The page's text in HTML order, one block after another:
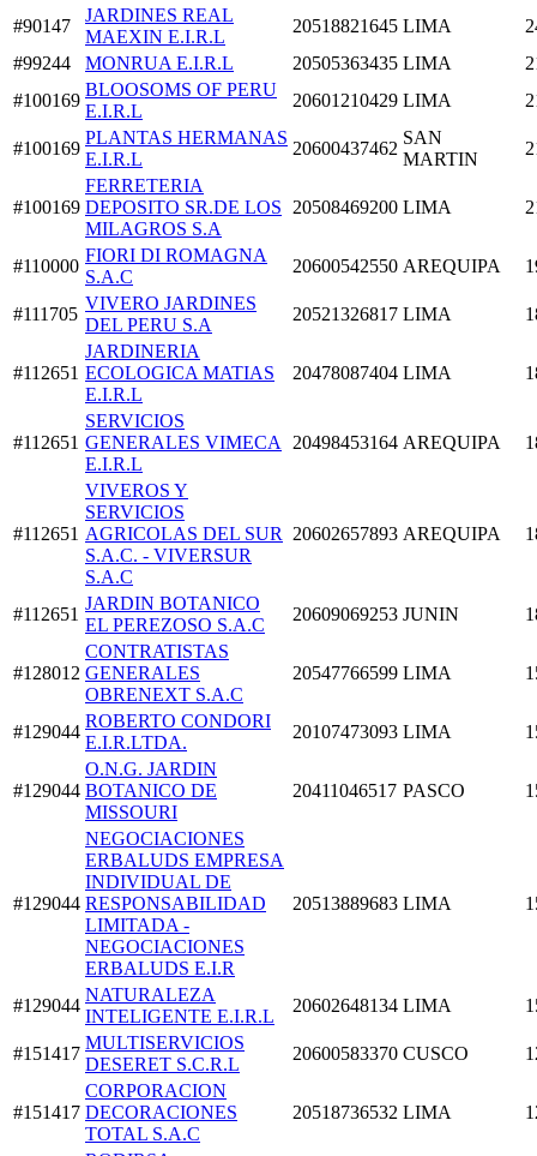
#90147
JARDINES REAL
MAEXIN E.I.R.L
20518821645 LIMA
#99244
MONRUA E.I.R.L 20505363435 LIMA
#100169
BLOOSOMS OF PERU
E.I.R.L
20601210429 LIMA
#100169
PLANTAS HERMANAS
E.I.R.L
20600437462
SAN
MARTIN
#100169
FERRETERIA
DEPOSITO SR.DE LOS
MILAGROS S.A
20508469200 LIMA
#110000
FIORI DI ROMAGNA
S.A.C
20600542550 AREQUIPA
#111705
VIVERO JARDINES
DEL PERU S.A
20521326817 LIMA
#112651
JARDINERIA
ECOLOGICA MATIAS
E.I.R.L
20478087404 LIMA
#112651
SERVICIOS
GENERALES VIMECA
E.I.R.L
20498453164 AREQUIPA
#112651
VIVEROS Y
SERVICIOS
AGRICOLAS DEL SUR
S.A.C. - VIVERSUR
S.A.C
20602657893 AREQUIPA
#112651
JARDIN BOTANICO
EL PEREZOSO S.A.C
20609069253 JUNIN
#128012
CONTRATISTAS
GENERALES
OBRENEXT S.A.C
20547766599 LIMA
#129044
ROBERTO CONDORI
E.I.R.LTDA.
20107473093 LIMA
#129044
O.N.G. JARDIN
BOTANICO DE
MISSOURI
20411046517 PASCO
#129044
NEGOCIACIONES
ERBALUDS EMPRESA
INDIVIDUAL DE
RESPONSABILIDAD
LIMITADA -
NEGOCIACIONES
ERBALUDS E.I.R
20513889683 LIMA
#129044
NATURALEZA
INTELIGENTE E.I.R.L
20602648134 LIMA
#151417
MULTISERVICIOS
DESERET S.C.R.L
20600583370 CUSCO
#151417
CORPORACION
DECORACIONES
TOTAL S.A.C
20518736532 LIMA